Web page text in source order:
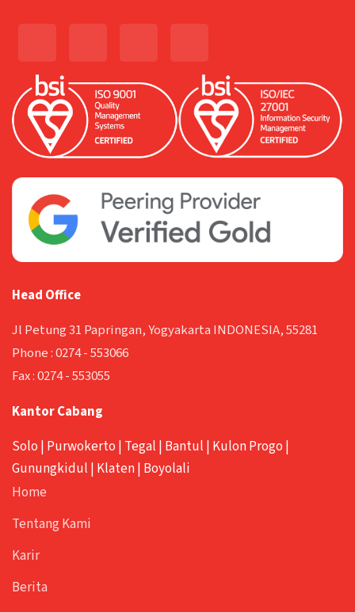
Head Office
Jl Petung 31 Papringan, Yogyakarta INDONESIA, 55281
Phone :0274 - 553066
Fax :0274 - 553055
Kantor Cabang
Solo | Purwokerto | Tegal | Bantul | Kulon Progo |
Gunungkidul | Klaten| Boyolali
Home
Tentang Kami
Karir
Berita